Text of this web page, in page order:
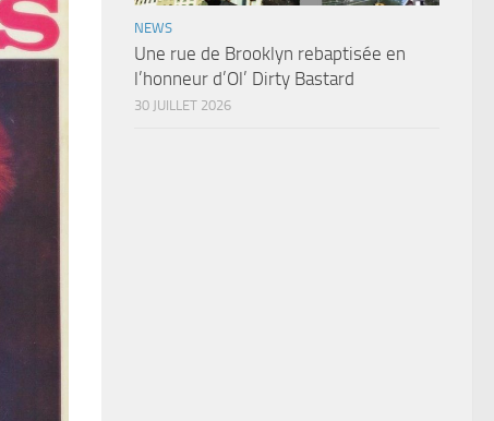
NEWS
Une rue de Brooklyn rebaptisée en
l’honneur d’Ol’ Dirty Bastard
30 JUILLET 2026